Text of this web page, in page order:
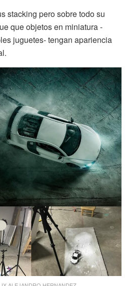
stacking pero sobre todo su
que objetos en miniatura -
juguetes- tengan apariencia